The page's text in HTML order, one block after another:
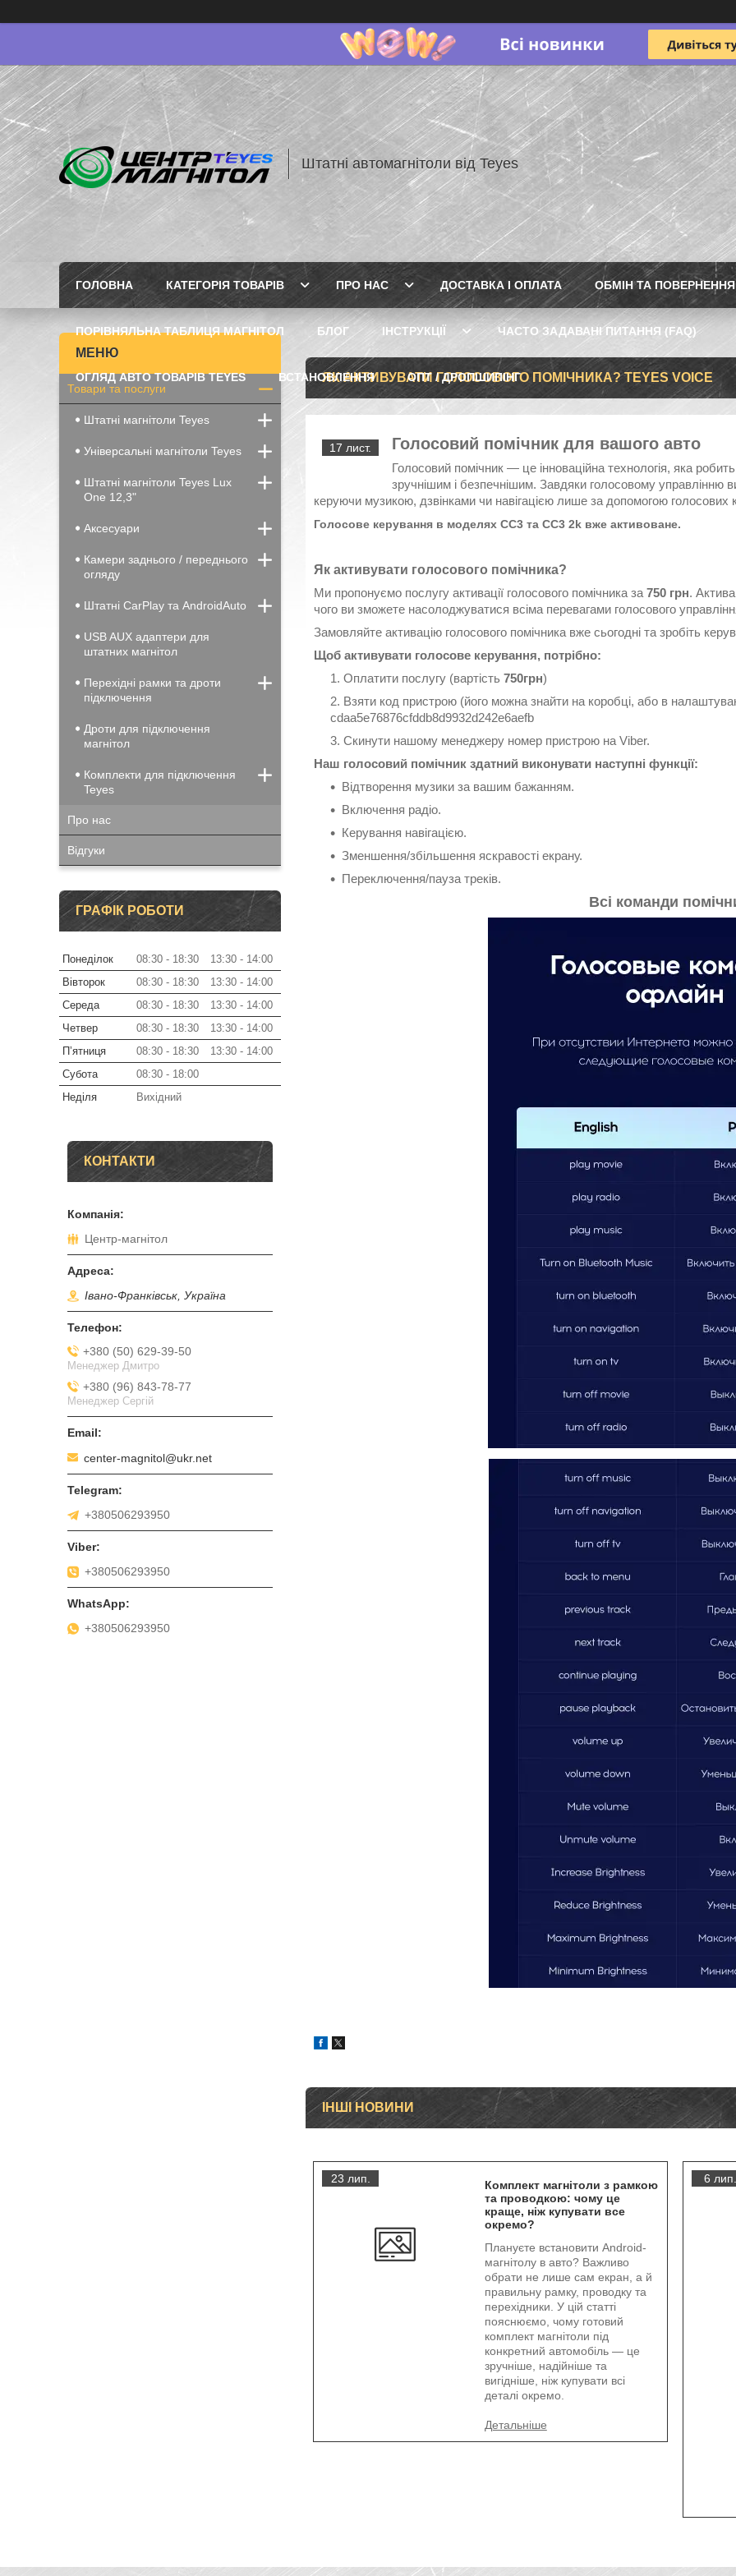
Штатні автомагнітоли від Teyes
ГОЛОВНА КАТЕГОРІЯ ТОВАРІВ ПРО НАС ДОСТАВКА І ОПЛАТА ОБМІН ТА ПОВЕРНЕННЯ
ПОРІВНЯЛЬНА ТАБЛИЦЯ МАГНІТОЛ БЛОГ ІНСТРУКЦІЇ ЧАСТО ЗАДАВАНІ ПИТАННЯ (FAQ)
ОГЛЯД АВТО ТОВАРІВ TEYES ВСТАНОВЛЕННЯ ОПТ / ДРОПШИПІНГ
ЯК АКТИВУВАТИ ГОЛОСОВОГО ПОМІЧНИКА? TEYES VOICE
17 лист. Голосовий помічник для вашого авто
Голосовий помічник — це інноваційна технологія, яка
зручнішим і безпечнішим. Завдяки голосовому управлінню
керуючи музикою, дзвінками чи навігацією лише за допомогою голосових
Голосове керування в моделях CC3 та CC3 2k вже активоване.
Як активувати голосового помічника?
Ми пропонуємо послугу активації голосового помічника за 750 грн.
чого ви зможете насолоджуватися всіма перевагами голосового
Замовляйте активацію голосового помічника вже сьогодні та зробіть
Щоб активувати голосове керування, потрібно:
Оплатити послугу (вартість 750грн)
Взяти код пристрою (його можна знайти на коробці, або в
cdaa5e76876cfddb8d9932d242e6aefb
Скинути нашому менеджеру номер пристрою на Viber.
Наш голосовий помічник здатний виконувати наступні функції:
Відтворення музики за вашим бажанням.
Включення радіо.
Керування навігацією.
Зменшення/збільшення яскравості екрану.
Переключення/пауза треків.
Всі команди
ІНШІ НОВИНИ
23 лип.
Комплект магнітоли з рамкою
та проводкою: чому це
краще, ніж купувати все
окремо?
Плануєте встановити Android-
магнітолу в авто? Важливо
обрати не лише сам екран, а й
правильну рамку, проводку та
перехідники. У цій статті
пояснюємо, чому готовий
комплект магнітоли під
конкретний автомобіль — це
зручніше, надійніше та
вигідніше, ніж купувати всі
деталі окремо.
6 лип.
Товари та послуги
Штатні магнітоли Teyes
Універсальні магнітоли Teyes
Штатні магнітоли Teyes Lux
One 12,3"
Аксесуари
Камери заднього / переднього
огляду
Штатні CarPlay та AndroidAuto
USB AUX адаптери для
штатних магнітол
Перехідні рамки та дроти
підключення
Дроти для підключення
магнітол
Комплекти для підключення
Teyes
Про нас
Відгуки
ГРАФІК РОБОТИ
Понеділок 08:30 18:30 13:30
14:00
Вівторок
08:30 18:30 13:30
14:00
Середа
08:30 18:30 13:30
14:00
Четвер
08:30 18:30 13:30
14:00
Пʼятниця
08:30 18:30 13:30
14:00
Субота
08:30
18:00
Неділя
Вихідний
КОНТАКТИ
Центр-магнітол
Івано-Франківськ, Україна
+380 (50) 629-39-50
Менеджер Дмитро
+380 (96) 843-78-77
Менеджер Сергій
center-magnitol@ukr.net
+380506293950
+380506293950
+380506293950